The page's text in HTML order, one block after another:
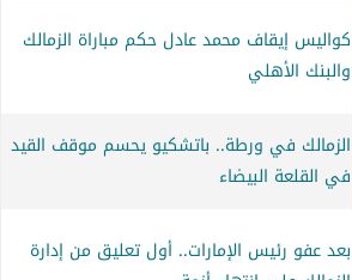
كواليس إيقاف محمد عادل حكم مباراة الزمالك
والبنك الأهلي
الزمالك في ورطة.. باتشكيو يحسم موقف القيد
في القلعة البيضاء
بعد عفو رئيس الإمارات.. أول تعليق من إدارة